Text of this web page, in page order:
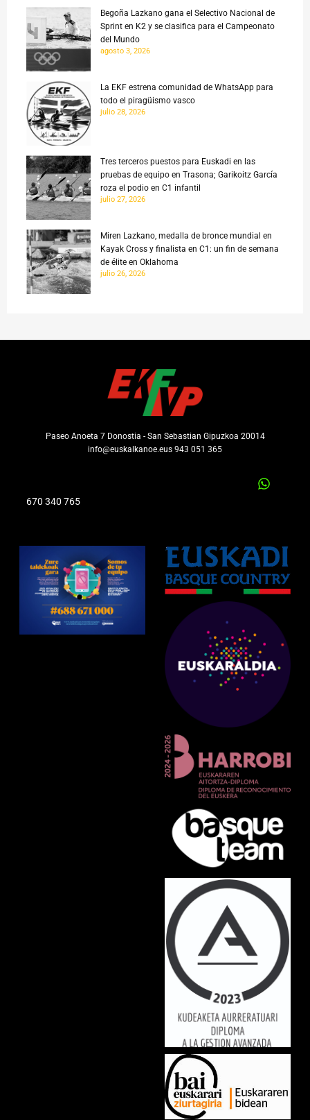
Begoña Lazkano gana el Selectivo Nacional de
Sprint en K2 y se clasifica para el Campeonato
del Mundo
agosto 3, 2026
La EKF estrena comunidad de WhatsApp para
todo el piragüismo vasco
julio 28, 2026
Tres terceros puestos para Euskadi en las
pruebas de equipo en Trasona; Garikoitz García
roza el podio en C1 infantil
julio 27, 2026
Miren Lazkano, medalla de bronce mundial en
Kayak Cross y finalista en C1: un fin de semana
de élite en Oklahoma
julio 26, 2026
Paseo Anoeta 7 Donostia - San Sebastian Gipuzkoa 20014
info@euskalkanoe.eus 943 051 365
670 340 765